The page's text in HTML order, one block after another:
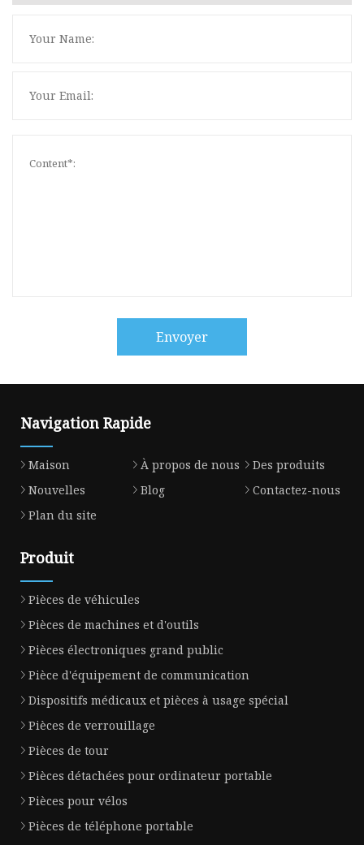
Envoyer
Navigation Rapide
Maison À propos de nous
Des produits
Nouvelles
Blog
Contactez-nous
Plan du site
Produit
Pièces de véhicules
Pièces de machines et d'outils
Pièces électroniques grand public
Pièce d'équipement de communication
Dispositifs médicaux et pièces à usage spécial
Pièces de verrouillage
Pièces de tour
Pièces détachées pour ordinateur portable
Pièces pour vélos
Pièces de téléphone portable